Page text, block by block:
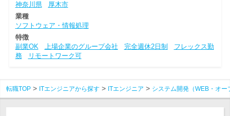
神奈川県
厚木市
業種
ソフトウェア・情報処理
特徴
副業OK
上場企業のグループ会社 完全週休2日制
フレックス勤
務
リモートワーク可
転職TOP ITエンジニアから探す ITエンジニア システム開発（WEB・オ